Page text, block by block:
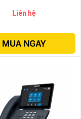
Liên hệ